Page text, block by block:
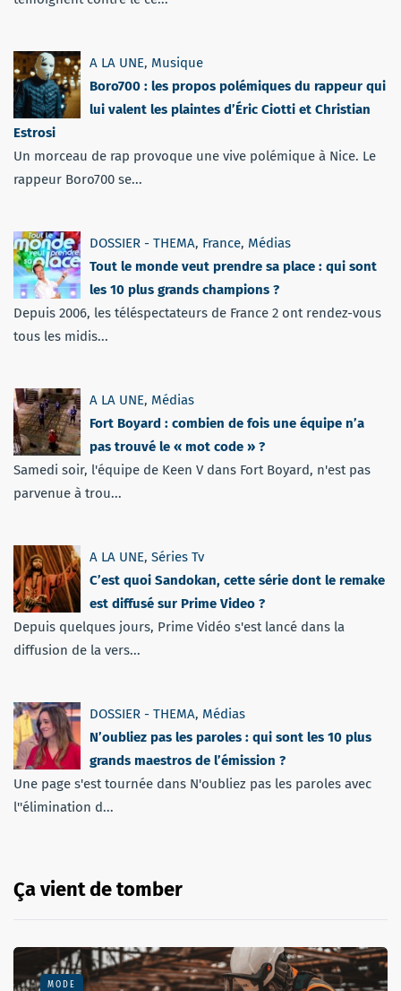
A LA UNE, Musique
Boro700 : les propos polémiques du rappeur qui
lui valent les plaintes d’Éric Ciotti et Christian
Estrosi
Un morceau de rap provoque une vive polémique à Nice. Le
rappeur Boro700 se...
DOSSIER - THEMA, France, Médias
Tout le monde veut prendre sa place : qui sont
les 10 plus grands champions ?
Depuis 2006, les téléspectateurs de France 2 ont rendez-vous
tous les midis...
A LA UNE, Médias
Fort Boyard : combien de fois une équipe n’a
pas trouvé le « mot code » ?
Samedi soir, l'équipe de Keen V dans Fort Boyard, n'est pas
parvenue à trou...
A LA UNE, Séries Tv
C’est quoi Sandokan, cette série dont le remake
est diffusé sur Prime Video ?
Depuis quelques jours, Prime Vidéo s'est lancé dans la
diffusion de la vers...
DOSSIER - THEMA, Médias
N’oubliez pas les paroles : qui sont les 10 plus
grands maestros de l’émission ?
Une page s'est tournée dans N'oubliez pas les paroles avec
l''élimination d...
Ça vient de tomber
MODE